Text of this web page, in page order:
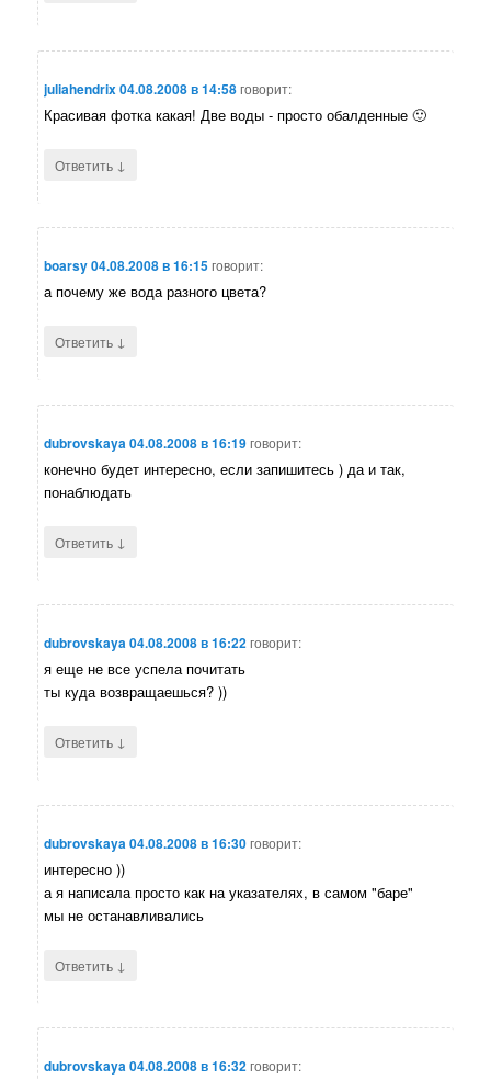
juliahendrix04.08.2008 в 14:58говорит:
Красивая фотка какая! Две воды - просто обалденные 🙂
Ответить ↓
boarsy04.08.2008 в 16:15говорит:
а почему же вода разного цвета?
Ответить ↓
dubrovskaya04.08.2008 в 16:19говорит:
конечно будет интересно, если запишитесь ) да и так,
понаблюдать
Ответить ↓
dubrovskaya04.08.2008 в 16:22говорит:
я еще не все успела почитать
ты куда возвращаешься? ))
Ответить ↓
dubrovskaya04.08.2008 в 16:30говорит:
интересно ))
а я написала просто как на указателях, в самом "баре"
мы не останавливались
Ответить ↓
dubrovskaya04.08.2008 в 16:32говорит: